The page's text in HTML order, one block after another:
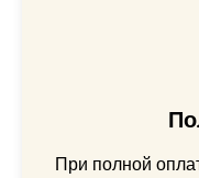
При полной